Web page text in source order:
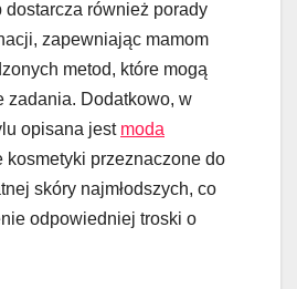
dostarcza również porady
zapewniając mamom
metod, które mogą
zadania. Dodatkowo, w
opisana jest moda
kosmetyki przeznaczone do
skóry najmłodszych, co
odpowiedniej troski o